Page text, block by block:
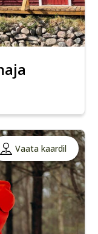
Vaata kaardil